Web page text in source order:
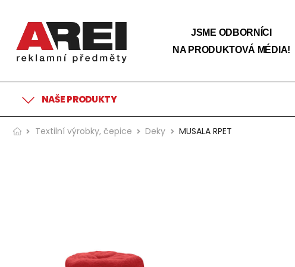
JSME ODBORNÍCI
NA PRODUKTOVÁ MÉDIA!
NAŠE PRODUKTY
Textilní výrobky, čepice Deky MUSALA RPET